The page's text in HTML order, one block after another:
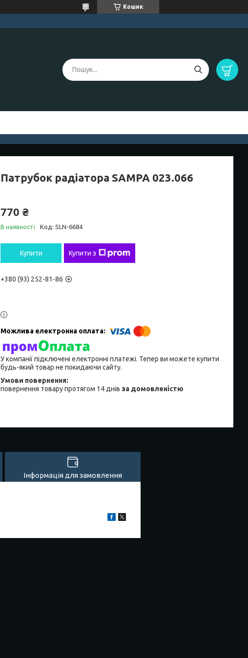
Кошик
Патрубок радіатора SAMPA 023.066
770 ₴
В наявності Код: SLN-6684
Купити Купити з
+380 (93) 252-81-86
У компанії підключені електронні платежі. Тепер ви можете купити
будь-який товар не покидаючи сайту.
повернення товару протягом 14 днів за домовленістю
Інформація для замовлення